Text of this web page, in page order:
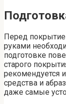
Перед
руками
подготовке
старого
рекомендуется
средства и
даже самые